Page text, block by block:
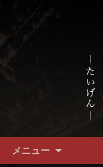
福岡市、
毛和牛を
畜産農家直
の焼肉『泰元』
メニュー